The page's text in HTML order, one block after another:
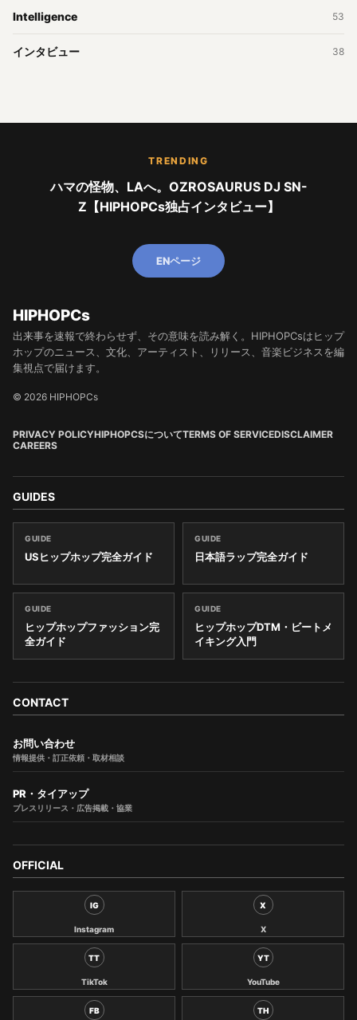
Intelligence 53
インタビュー 38
TRENDING
ハマの怪物、LAへ。OZROSAURUS DJ SN-
Z【HIPHOPCs独占インタビュー】
ENページ
HIPHOPCs
出来事を速報で終わらせず、その意味を読み解く。HIPHOPCsはヒップ
ホップのニュース、文化、アーティスト、リリース、音楽ビジネスを編
集視点で届けます。
© 2026 HIPHOPCs
PRIVACY POLICYHIPHOPCSについてTERMS OF SERVICEDISCLAIMER
CAREERS
GUIDES
GUIDE
USヒップホップ完全ガイド
GUIDE
日本語ラップ完全ガイド
GUIDE
ヒップホップファッション完
全ガイド
GUIDE
ヒップホップDTM・ビートメ
イキング入門
CONTACT
お問い合わせ
情報提供・訂正依頼・取材相談
PR・タイアップ
プレスリリース・広告掲載・協業
OFFICIAL
IG
Instagram
X
X
TT
TikTok
YT
YouTube
FB TH